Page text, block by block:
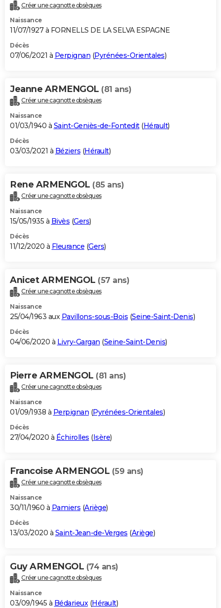
Créer une cagnotte obsèques
Naissance
11/07/1927 à FORNELLS DE LA SELVA ESPAGNE
Décès
07/06/2021 à Perpignan (Pyrénées-Orientales)
Jeanne ARMENGOL (81 ans)
Créer une cagnotte obsèques
Naissance
01/03/1940 à Saint-Geniès-de-Fontedit(Hérault)
Décès
03/03/2021 à Béziers (Hérault)
Rene ARMENGOL (85 ans)
Créer une cagnotte obsèques
Naissance
15/05/1935 à Bivès (Gers)
Décès
11/12/2020 à Fleurance (Gers)
Anicet ARMENGOL (57 ans)
Créer une cagnotte obsèques
Naissance
25/04/1963 aux Pavillons-sous-Bois (Seine-Saint-Denis)
Décès
04/06/2020 à Livry-Gargan (Seine-Saint-Denis)
Pierre ARMENGOL (81 ans)
Créer une cagnotte obsèques
Naissance
01/09/1938 à Perpignan (Pyrénées-Orientales)
Décès
27/04/2020 à Échirolles (Isère)
Francoise ARMENGOL (59 ans)
Créer une cagnotte obsèques
Naissance
30/11/1960 à Pamiers (Ariège)
Décès
13/03/2020 à Saint-Jean-de-Verges (Ariège)
Guy ARMENGOL (74 ans)
Créer une cagnotte obsèques
Naissance
03/09/1945 à Bédarieux(Hérault)